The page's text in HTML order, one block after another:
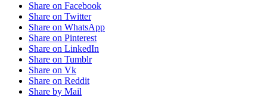
Share on Facebook
Share on Twitter
Share on WhatsApp
Share on Pinterest
Share on LinkedIn
Share on Tumblr
Share on Vk
Share on Reddit
Share by Mail